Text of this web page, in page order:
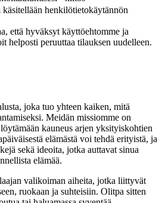
henkilötietokäytännön
että hyväksyt käyttöehtomme ja
helposti peruuttaa tilauksen uudelleen.
joka tuo yhteen kaiken, mitä
Meidän missiomme on
kauneus arjen yksityiskohtien
elämästä voi tehdä erityistä, ja
sekä ideoita, jotka auttavat sinua
elämää.
valikoiman aiheita, jotka liittyvät
ruokaan ja suhteisiin. Olitpa sitten